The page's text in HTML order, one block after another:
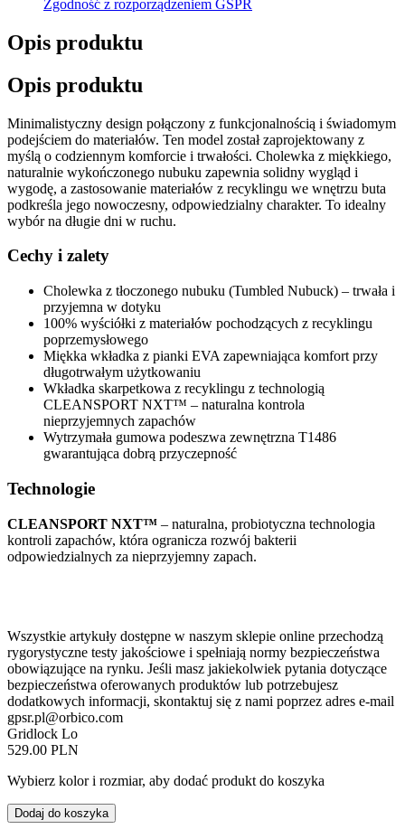
Zgodność z rozporządzeniem GSPR
Opis produktu
Opis produktu
Minimalistyczny design połączony z funkcjonalnością i świadomym
podejściem do materiałów. Ten model został zaprojektowany z
myślą o codziennym komforcie i trwałości. Cholewka z miękkiego,
naturalnie wykończonego nubuku zapewnia solidny wygląd i
wygodę, a zastosowanie materiałów z recyklingu we wnętrzu buta
podkreśla jego nowoczesny, odpowiedzialny charakter. To idealny
wybór na długie dni w ruchu.
Cechy i zalety
Cholewka z tłoczonego nubuku (Tumbled Nubuck) – trwała i
przyjemna w dotyku
100% wyściółki z materiałów pochodzących z recyklingu
poprzemysłowego
Miękka wkładka z pianki EVA zapewniająca komfort przy
długotrwałym użytkowaniu
Wkładka skarpetkowa z recyklingu z technologią
CLEANSPORT NXT™ – naturalna kontrola
nieprzyjemnych zapachów
Wytrzymała gumowa podeszwa zewnętrzna T1486
gwarantująca dobrą przyczepność
Technologie
CLEANSPORT NXT™ – naturalna, probiotyczna technologia
kontroli zapachów, która ogranicza rozwój bakterii
odpowiedzialnych za nieprzyjemny zapach.
Wszystkie artykuły dostępne w naszym sklepie online przechodzą
rygorystyczne testy jakościowe i spełniają normy bezpieczeństwa
obowiązujące na rynku. Jeśli masz jakiekolwiek pytania dotyczące
bezpieczeństwa oferowanych produktów lub potrzebujesz
dodatkowych informacji, skontaktuj się z nami poprzez adres e-mail
gpsr.pl@orbico.com
Gridlock Lo
529.00 PLN
Wybierz kolor i rozmiar, aby dodać produkt do koszyka
Dodaj do koszyka